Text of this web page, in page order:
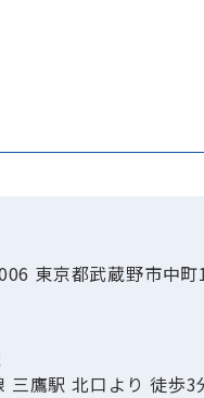
東京都武蔵野市中
三鷹駅 北口より 徒歩3